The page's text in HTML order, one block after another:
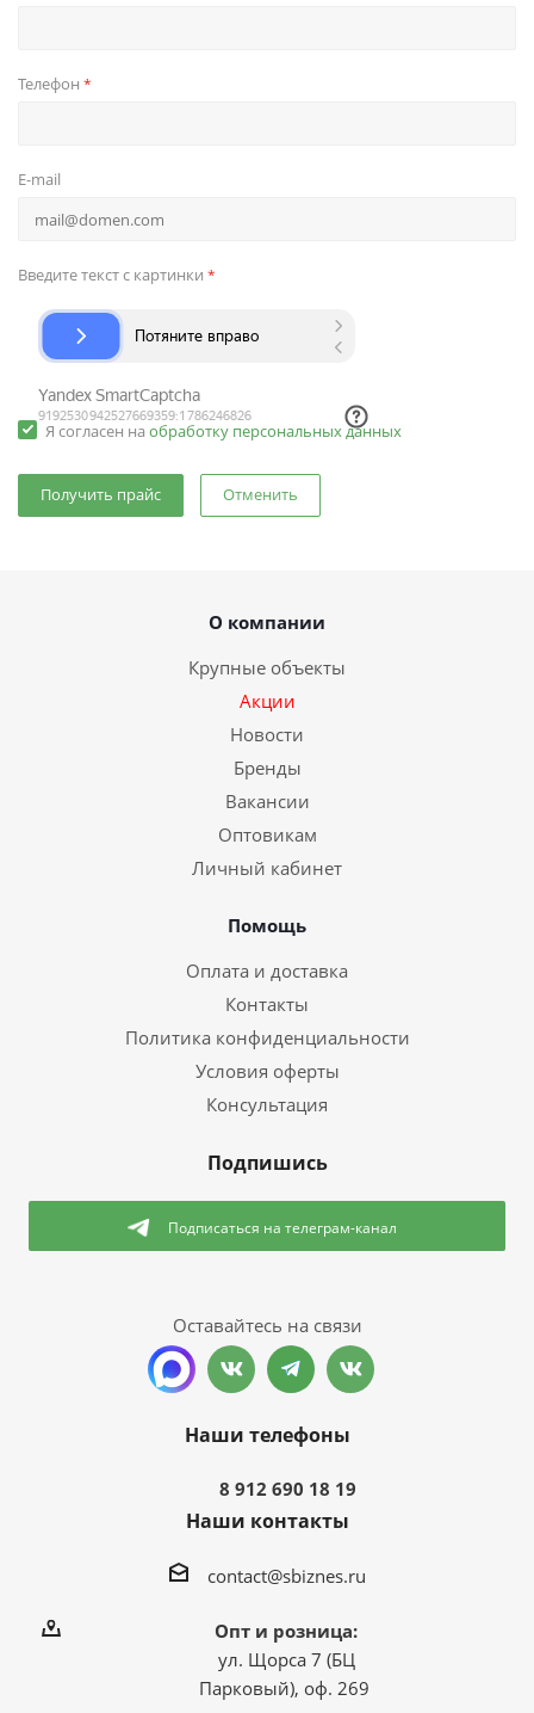
Телефон *
E-mail
Введите текст с картинки *
Я согласен на обработку персональных данных
Отменить
О компании
Крупные объекты
Акции
Новости
Бренды
Вакансии
Оптовикам
Личный кабинет
Помощь
Оплата и доставка
Контакты
Политика конфиденциальности
Условия оферты
Консультация
Подпишись
Подписаться на телеграм-канал
Оставайтесь на связи
Наши телефоны
8 912 690 18 19
Наши контакты
contact@sbiznes.ru
Опт и розница:
ул. Щорса 7 (БЦ
Парковый), оф. 269